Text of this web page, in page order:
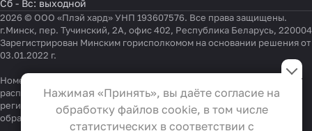
Сб - Вс: выходной
2026 © ООО «Плэй хард» УНП 193607576. Все права защищены.
г.Минск, пер. Тучинский, 2А, офис 402, Республика Беларусь, 220004
Зарегистрирован Минским горисполкомом на основании решения от
03.01.2022 г.
Номер телефона работников местных исполнительных и
распорядительных органов по месту государственной
регистрации ООО «Плэй хард», уполномоченных рассматривать
обращения покупателей:
+375 17 323-41-58 ,
Настройки файлов cookie
Функциональные
Эти файлы необходимы для
функционирования сайта и не
Нажимая «Принять», вы даёте согласие на
обработку файлов cookie, в том числе
статистических в соответствии с